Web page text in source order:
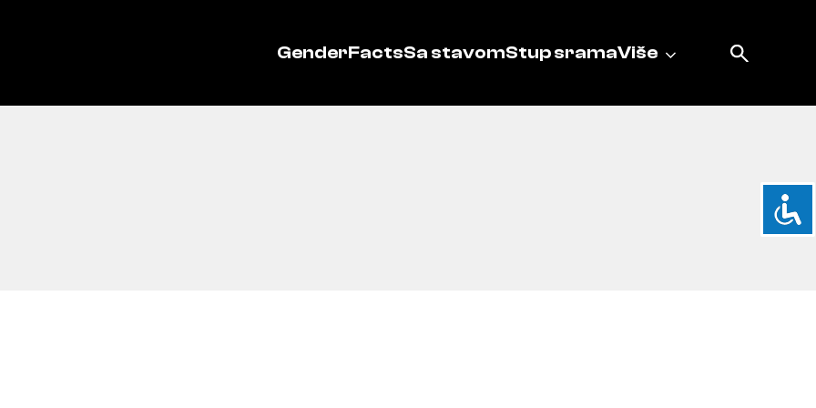
GenderFactsSa stavomStup sramaViše